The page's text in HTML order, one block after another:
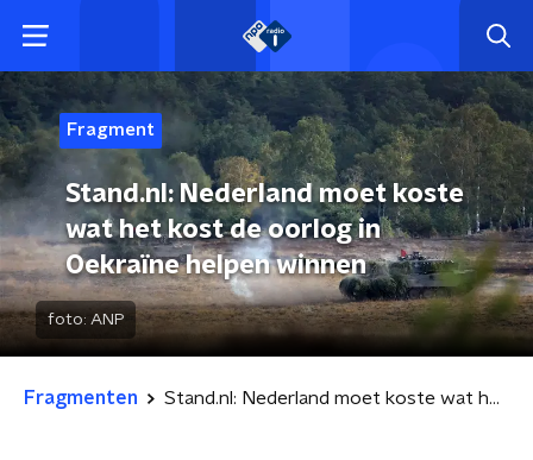
Fragment
Stand.nl: Nederland moet koste
wat het kost de oorlog in
Oekraïne helpen winnen
foto: ANP
Fragmenten Stand.nl: Nederland moet koste wat het kost de oorlog in Oekraïne helpen winnen